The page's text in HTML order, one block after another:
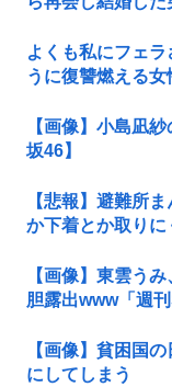
よくも私にフェ
うに復讐燃える
【画像】小島凪
坂46】
【悲報】避難所
か下着とか取りに
【画像】東雲う
胆露出www「週
【画像】貧困国
にしてしまう